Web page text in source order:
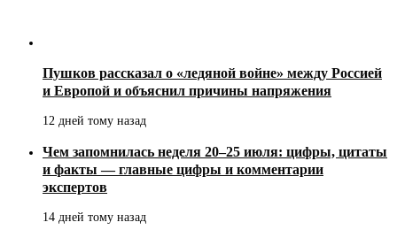
Пушков рассказал о «ледяной войне» между Россией
и Европой и объяснил причины напряжения
12 дней тому назад
Чем запомнилась неделя 20–25 июля: цифры, цитаты
и факты — главные цифры и комментарии
экспертов
14 дней тому назад